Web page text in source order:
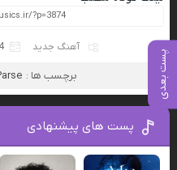
پست بعدی
آهنگ جدید 4 دسامبر 2024
برچسب ها :
پست های پیشنهادی